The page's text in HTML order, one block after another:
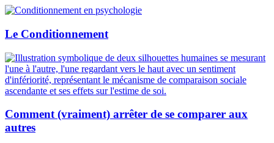
Le Conditionnement
Comment (vraiment) arrêter de se comparer aux
autres